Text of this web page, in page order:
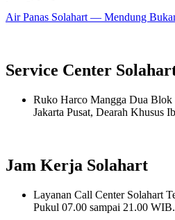
Air Panas Solahart — Mendung
Service Center
Ruko Harco Mangga Dua Blok
Jakarta Pusat, Dearah Khusus
Jam Kerja Solahart
Layanan Call Center Solahart
Pukul 07.00 sampai 21.00 WIB.